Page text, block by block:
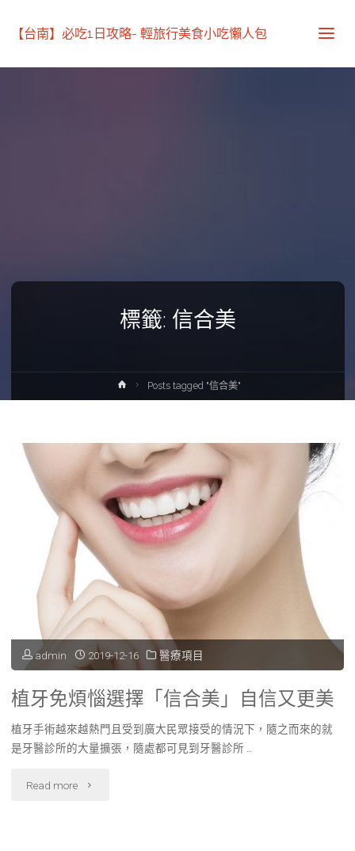
【台南】必吃1日攻略- 輕旅行美食小吃懶人包
標籤: 信合美
HomePosts tagged "信合美"
admin 2019-12-16 醫療項目
植牙免煩惱選擇「信合美」自信又更美
植牙手術越來越熱門且受到廣大民眾接受的情況下，隨之而來的就
是牙醫診所的大量擴張，隨處都可見到牙醫診所 …
Read more "植